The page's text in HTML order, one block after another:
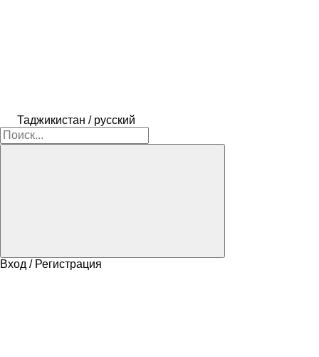
Таджикистан / русский
Вход / Регистрация